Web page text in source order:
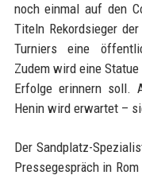
noch einmal auf den
Titeln Rekordsieger
Turniers eine
Zudem wird eine
Erfolge erinnern soll.
Henin wird erwartet –
Der Sandplatz-
Pressegespräch in